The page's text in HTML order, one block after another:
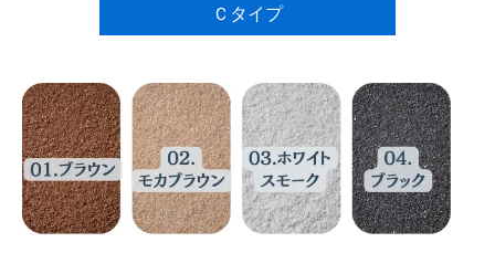
Ｃタイプ